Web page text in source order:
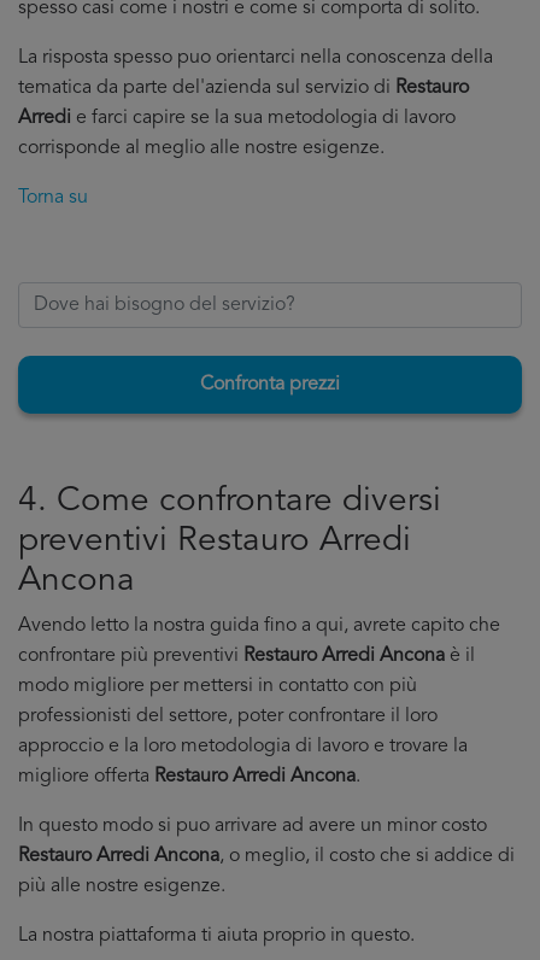
spesso casi come i nostri e come si comporta di solito.
La risposta spesso puo orientarci nella conoscenza della
tematica da parte del'azienda sul servizio di Restauro
Arredi e farci capire se la sua metodologia di lavoro
corrisponde al meglio alle nostre esigenze.
Torna su
Confronta prezzi
4. Come confrontare diversi
preventivi Restauro Arredi
Ancona
Avendo letto la nostra guida fino a qui, avrete capito che
confrontare più preventivi Restauro Arredi Ancona è il
modo migliore per mettersi in contatto con più
professionisti del settore, poter confrontare il loro
approccio e la loro metodologia di lavoro e trovare la
migliore offerta Restauro Arredi Ancona.
In questo modo si puo arrivare ad avere un minor costo
Restauro Arredi Ancona, o meglio, il costo che si addice di
più alle nostre esigenze.
La nostra piattaforma ti aiuta proprio in questo.